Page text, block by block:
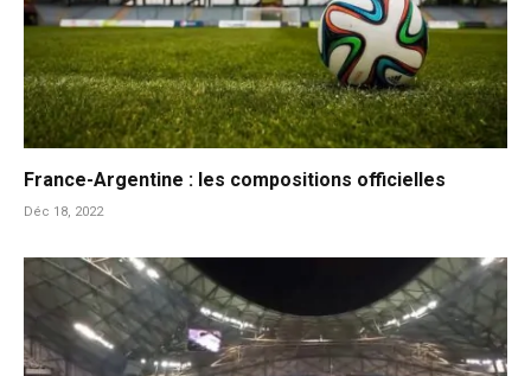
France-Argentine : les compositions officielles
Déc 18, 2022